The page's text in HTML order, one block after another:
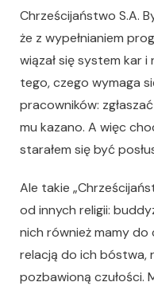
Chrześcijaństwo S.A.
że z wypełnianiem
wiązał się system kar
tego, czego wymaga
pracowników:
mu kazano. A więc
starałem się być
Ale takie
od innych religii:
nich również mamy
relacją do ich bóstwa,
pozbawioną czułości.